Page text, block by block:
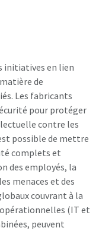
initiatives en lien
de
Les fabricants
pour protéger
contre les
possible de mettre
complets et
des employés, la
menaces et des
couvrant à la
(IT et
peuvent